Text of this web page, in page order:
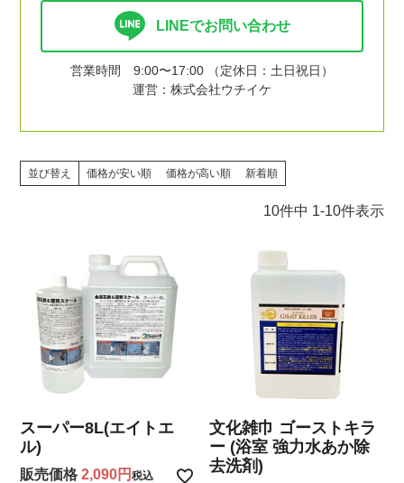
LINEでお問い合わせ
営業時間 9:00〜17:00 （定休日：土日祝日）
運営：株式会社ウチイケ
並び替え 価格が安い順 価格が高い順 新着順
10件中 1-10件表示
スーパー8L(エイトエ
ル)
販売価格 2,090 税込
文化雑巾 ゴーストキラ
ー (浴室 強力水あか除
去洗剤)